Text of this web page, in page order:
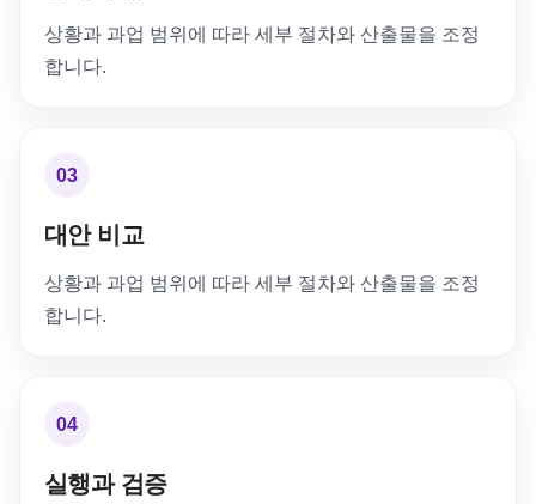
상황과 과업 범위에 따라 세부 절차와 산출물을 조정
합니다.
03
대안 비교
상황과 과업 범위에 따라 세부 절차와 산출물을 조정
합니다.
04
실행과 검증